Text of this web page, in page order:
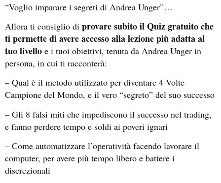
“Voglio imparare i segreti di Andrea Unger”…
Allora ti consiglio di provare subito il Quiz gratuito che
ti permette di avere accesso alla lezione più adatta al
tuo livello e i tuoi obiettivi, tenuta da Andrea Unger in
persona, in cui ti racconterà:
– Qual è il metodo utilizzato per diventare 4 Volte
Campione del Mondo, e il vero “segreto” del suo successo
– Gli 8 falsi miti che impediscono il successo nel trading,
e fanno perdere tempo e soldi ai poveri ignari
– Come automatizzare l’operatività facendo lavorare il
computer, per avere più tempo libero e battere i
discrezionali